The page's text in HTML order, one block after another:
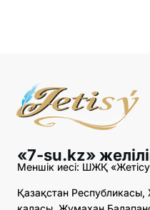
«7-su.kz»
Меншік иесі: ШЖҚ
Қазақстан